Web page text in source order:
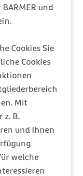
und
Cookies Sie
Cookies
Mit
z. B.
und Ihnen
welche
und
zur
von
nun